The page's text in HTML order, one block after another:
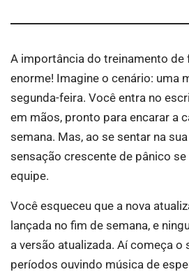
A importância do treinamento de
enorme! Imagine o cenário: uma
segunda-feira. Você entra no
em mãos, pronto para encarar a
semana. Mas, ao se sentar na
sensação crescente de pânico
equipe.
Você esqueceu que a nova
lançada no fim de semana, e
a versão atualizada. Aí começa o
períodos ouvindo música de